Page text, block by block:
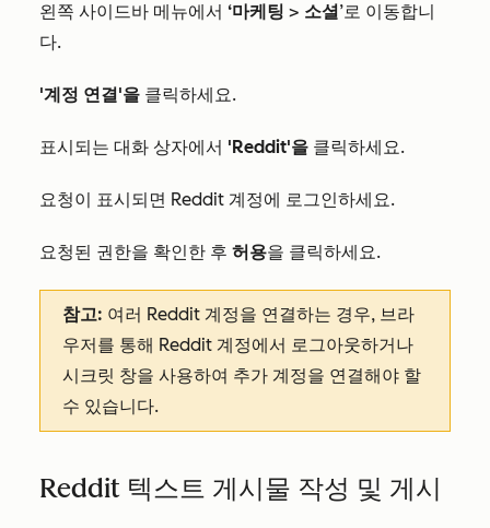
왼쪽 사이드바 메뉴에서 ‘마케팅 > 소셜’로 이동합니
다.
'계정 연결'을 클릭하세요.
표시되는 대화 상자에서 'Reddit'을 클릭하세요.
요청이 표시되면 Reddit 계정에 로그인하세요.
요청된 권한을 확인한 후 허용을 클릭하세요.
참고: 여러 Reddit 계정을 연결하는 경우, 브라
우저를 통해 Reddit 계정에서 로그아웃하거나
시크릿 창을 사용하여 추가 계정을 연결해야 할
수 있습니다.
Reddit 텍스트 게시물 작성 및 게시